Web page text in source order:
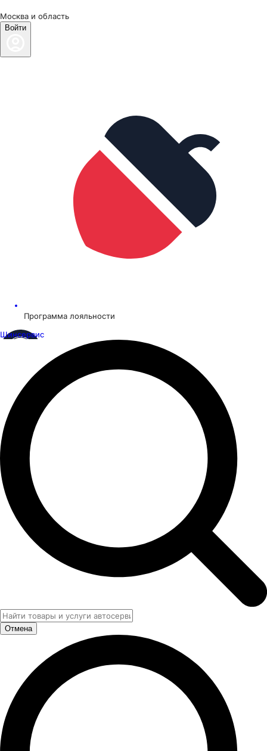
Москва и область
Войти
Программа лояльности
Шинсервис
Отмена